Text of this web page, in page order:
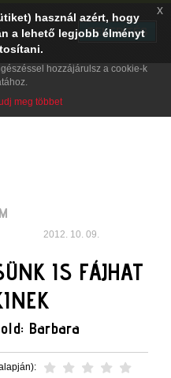
2012. 10. 09.
IS FÁJHAT
Barbara
használ azért, hogy
a lehető legjobb élményt
hozzájárulsz a cookie-k
meg többet
x
TELEPÍTÉS